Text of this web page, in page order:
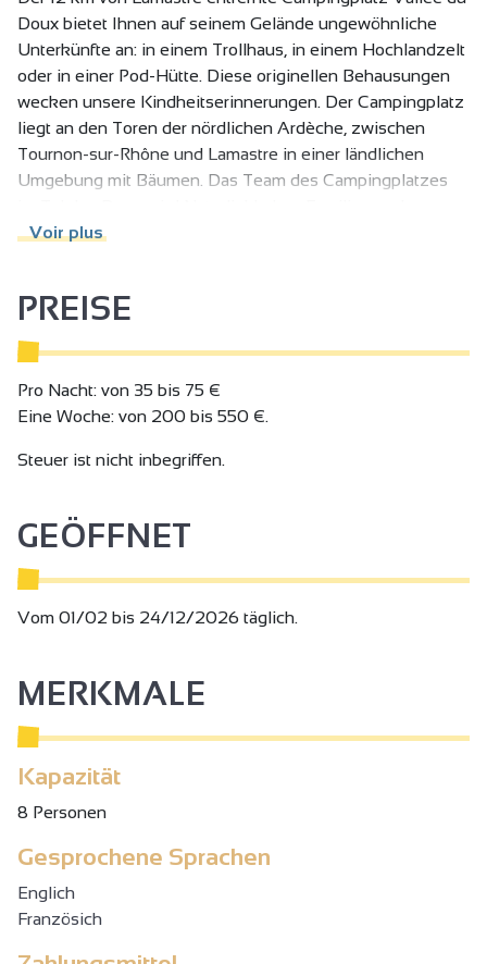
Doux bietet Ihnen auf seinem Gelände ungewöhnliche
Unterkünfte an: in einem Trollhaus, in einem Hochlandzelt
oder in einer Pod-Hütte. Diese originellen Behausungen
wecken unsere Kindheitserinnerungen. Der Campingplatz
liegt an den Toren der nördlichen Ardèche, zwischen
Tournon-sur-Rhône und Lamastre in einer ländlichen
Umgebung mit Bäumen. Das Team des Campingplatzes
Freunde, die Geselligkeit, Wohlbefinden und Ruhe am
des Gorges du Doux, der nur 2 Minuten entfernt ist.
Voir plus
PREISE
Pro Nacht: von 35 bis 75 €
Eine Woche: von 200 bis 550 €.
Steuer ist nicht inbegriffen.
GEÖFFNET
Vom 01/02 bis 24/12/2026 täglich.
MERKMALE
Kapazität
8 Personen
Gesprochene Sprachen
Englich
Französich